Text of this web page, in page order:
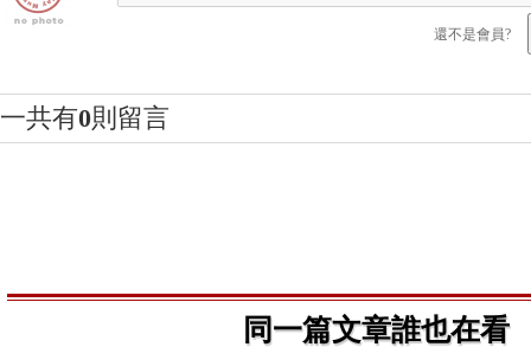
還不是會員?
一共有0則留言
同一篇文章誰也在看